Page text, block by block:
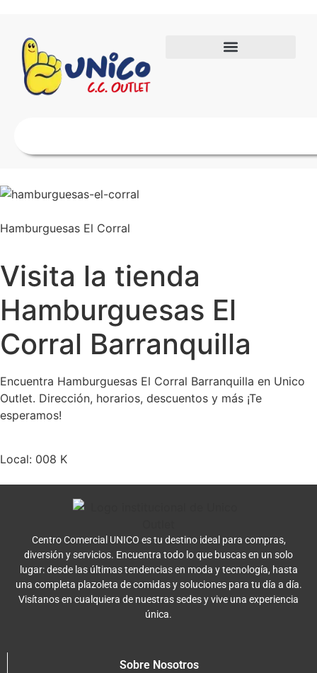
Hamburguesas El Corral
Visita la tienda
Hamburguesas El
Corral Barranquilla
Encuentra Hamburguesas El Corral Barranquilla en Unico
Outlet. Dirección, horarios, descuentos y más ¡Te
esperamos!
Local: 008 K
Centro Comercial UNICO es tu destino ideal para compras,
diversión y servicios. Encuentra todo lo que buscas en un solo
lugar: desde las últimas tendencias en moda y tecnología, hasta
una completa plazoleta de comidas y soluciones para tu día a día.
Visítanos en cualquiera de nuestras sedes y vive una experiencia
única.
Sobre Nosotros